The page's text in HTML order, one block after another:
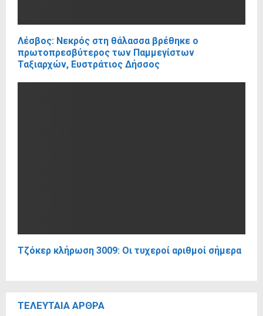
Λέσβος: Νεκρός στη θάλασσα βρέθηκε ο
πρωτοπρεσβύτερος των Παμμεγίστων
Ταξιαρχών, Ευστράτιος Δήσσος
Τζόκερ κλήρωση 3009: Οι τυχεροί αριθμοί σήμερα
ΤΕΛΕΥΤΑΊΑ ΆΡΘΡΑ